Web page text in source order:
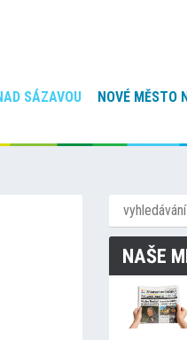
SÁZAVOU NOVÉ MĚSTO
NAŠE